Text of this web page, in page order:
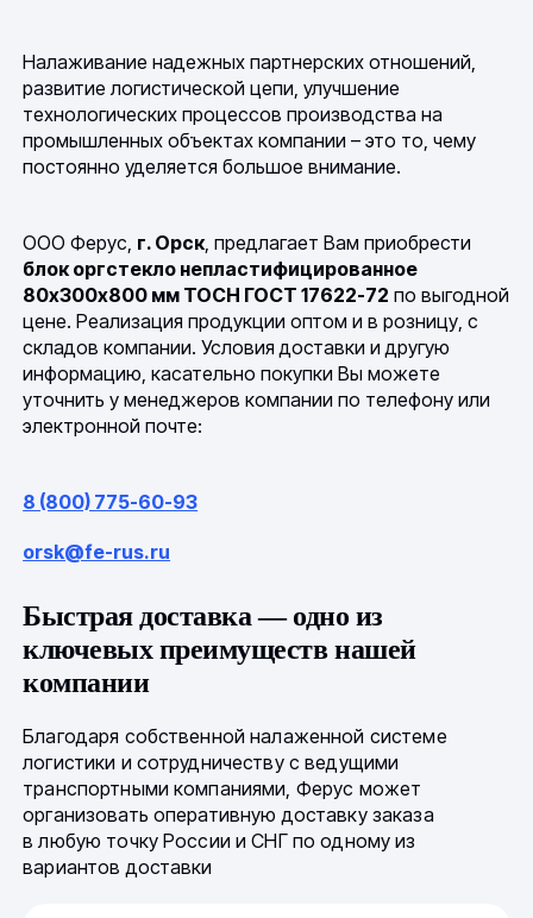
Налаживание надежных партнерских отношений,
развитие логистической цепи, улучшение
технологических процессов производства на
промышленных объектах компании – это то, чему
постоянно уделяется большое внимание.
ООО Ферус, г. Орск, предлагает Вам приобрести
блок оргстекло непластифицированное
80х300х800 мм ТОСН ГОСТ 17622-72 по выгодной
цене. Реализация продукции оптом и в розницу, с
складов компании. Условия доставки и другую
информацию, касательно покупки Вы можете
уточнить у менеджеров компании по телефону или
электронной почте:
8 (800) 775-60-93
orsk@fe-rus.ru
Быстрая доставка — одно из
ключевых преимуществ нашей
компании
Благодаря собственной налаженной системе
логистики и сотрудничеству с ведущими
транспортными компаниями, Ферус может
организовать оперативную доставку заказа
в любую точку России и СНГ по одному из
вариантов доставки